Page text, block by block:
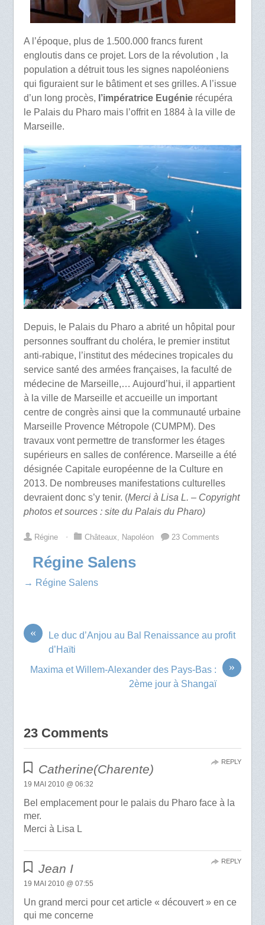
A l’époque, plus de 1.500.000 francs furent
engloutis dans ce projet. Lors de la révolution , la
population a détruit tous les signes napoléoniens
qui figuraient sur le bâtiment et ses grilles. A l’issue
d’un long procès, l’impératrice Eugénierécupéra
le Palais du Pharo mais l’offrit en 1884 à la ville de
Marseille.
Depuis, le Palais du Pharo a abrité un hôpital pour
personnes souffrant du choléra, le premier institut
anti-rabique, l’institut des médecines tropicales du
service santé des armées françaises, la faculté de
médecine de Marseille,… Aujourd’hui, il appartient
à la ville de Marseille et accueille un important
centre de congrès ainsi que la communauté urbaine
Marseille Provence Métropole (CUMPM). Des
travaux vont permettre de transformer les étages
supérieurs en salles de conférence. Marseille a été
désignée Capitale européenne de la Culture en
2013. De nombreuses manifestations culturelles
devraient donc s’y tenir. (Merci à Lisa L. – Copyright
photos et sources : site du Palais du Pharo)
Régine ⋅ Châteaux Napoléon 23 Comments
Régine Salens
→ Régine Salens
«
Le duc d’Anjou au Bal Renaissance au profit
d’Haïti
»
Maxima et Willem-Alexander des Pays-Bas :
2ème jour à Shangaï
23 Comments
Catherine(Charente)
19 MAI 2010 @ 06:32
Bel emplacement pour le palais du Pharo face à la
mer.
Merci à Lisa L
REPLY
Jean I
19 MAI 2010 @ 07:55
Un grand merci pour cet article « découvert » en ce
qui me concerne
REPLY